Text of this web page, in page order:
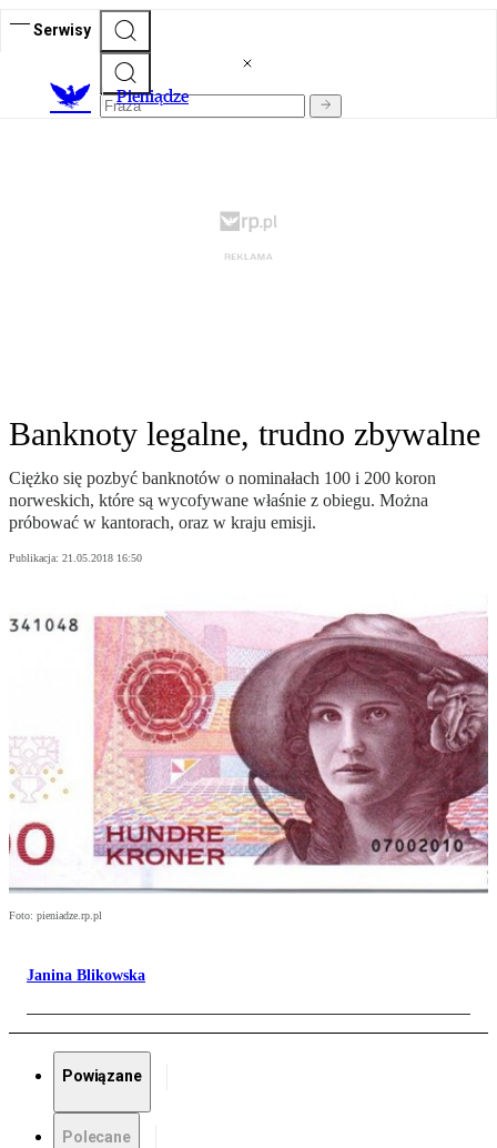
Serwisy
Pieniądze
Banknoty legalne, trudno zbywalne
Ciężko się pozbyć banknotów o nominałach 100 i 200 koron
norweskich, które są wycofywane właśnie z obiegu. Można
próbować w kantorach, oraz w kraju emisji.
Publikacja: 21.05.2018 16:50
Foto: pieniadze.rp.pl
Janina Blikowska
Powiązane
Polecane